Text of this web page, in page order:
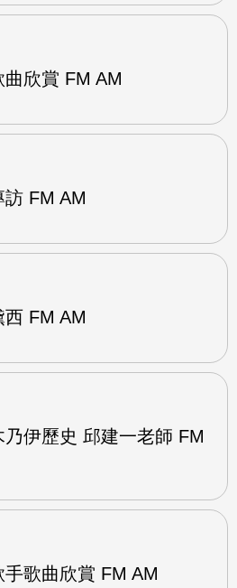
欣賞 FM AM
FM AM
FM AM
伊歷史 邱建一老師 FM
歌曲欣賞 FM AM